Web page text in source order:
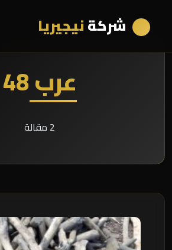
شركةنيجيريا
عرب 48
2 مقالة